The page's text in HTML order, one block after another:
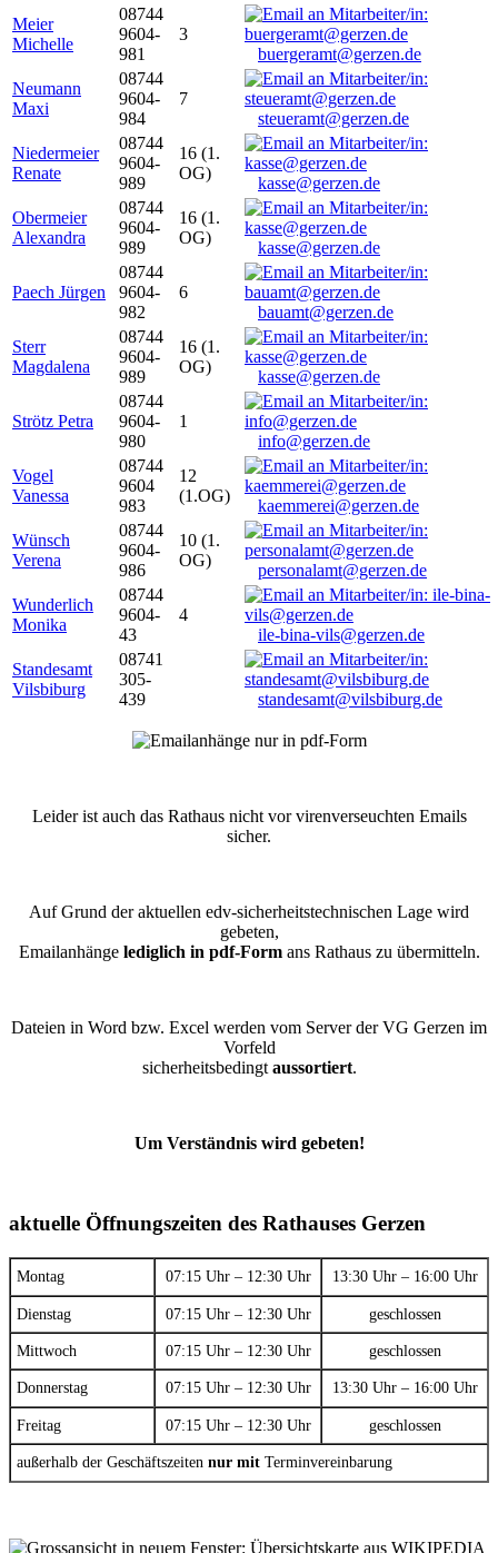
Meier
Michelle
08744
9604-
981
3
buergeramt@gerzen.de
Neumann
Maxi
08744
9604-
984
7
steueramt@gerzen.de
Niedermeier
Renate
08744
9604-
989
16 (1.
OG)
kasse@gerzen.de
Obermeier
Alexandra
08744
9604-
989
16 (1.
OG)
kasse@gerzen.de
Paech Jürgen
08744
9604-
982
6
bauamt@gerzen.de
Sterr
Magdalena
08744
9604-
989
16 (1.
OG)
kasse@gerzen.de
Strötz Petra
08744
9604-
980
1
info@gerzen.de
Vogel
Vanessa
08744
9604
983
12
(1.OG)
kaemmerei@gerzen.de
Wünsch
Verena
08744
9604-
986
10 (1.
OG)
personalamt@gerzen.de
Wunderlich
Monika
08744
9604-
43
4
ile-bina-vils@gerzen.de
Standesamt
Vilsbiburg
08741
305-
439
standesamt@vilsbiburg.de
Leider ist auch das Rathaus nicht vor virenverseuchten Emails
sicher.
Auf Grund der aktuellen edv-sicherheitstechnischen Lage wird
gebeten,
Emailanhänge lediglich in pdf-Formans Rathaus zu übermitteln.
Dateien in Word bzw. Excel werden vom Server der VG Gerzen im
Vorfeld
sicherheitsbedingt aussortiert.
Um Verständnis wird gebeten!
aktuelle Öffnungszeiten des Rathauses Gerzen
Montag 07:15 Uhr – 12:30 Uhr 13:30 Uhr – 16:00 Uhr
Dienstag 07:15 Uhr – 12:30 Uhr geschlossen
Mittwoch 07:15 Uhr – 12:30 Uhr geschlossen
Donnerstag 07:15 Uhr – 12:30 Uhr 13:30 Uhr – 16:00 Uhr
Freitag 07:15 Uhr – 12:30 Uhr geschlossen
außerhalb der Geschäftszeiten nur mit Terminvereinbarung